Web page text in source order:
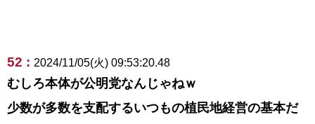
52 : 2024/11/05(火) 09:53:20.48
むしろ本体が公明党なんじゃねｗ
少数が多数を支配するいつもの植民地経営の基本だ